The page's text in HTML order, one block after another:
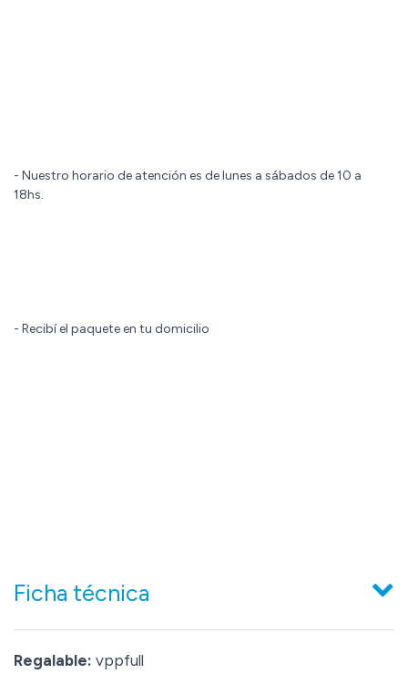
- Nuestro horario de atención es de lunes a sábados de 10 a
18hs.
- Recibí el paquete en tu domicilio
Ficha técnica
Regalable: vppfull